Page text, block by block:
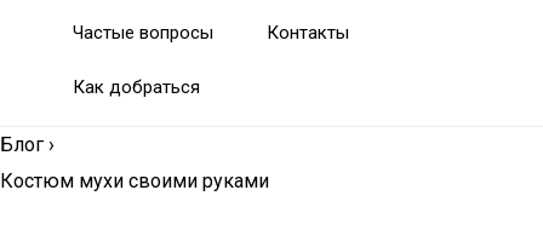
Частые вопросы Контакты
Как добраться
Блог ›
Костюм мухи своими руками